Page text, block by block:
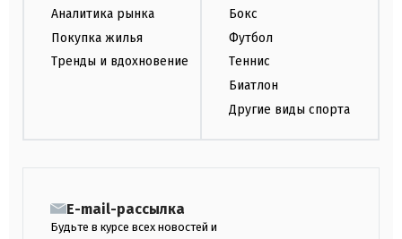
Аналитика рынка
Покупка жилья
Тренды и вдохновение
Бокс
Футбол
Теннис
Биатлон
Другие виды спорта
E-mail-рассылка
Будьте в курсе всех новостей и